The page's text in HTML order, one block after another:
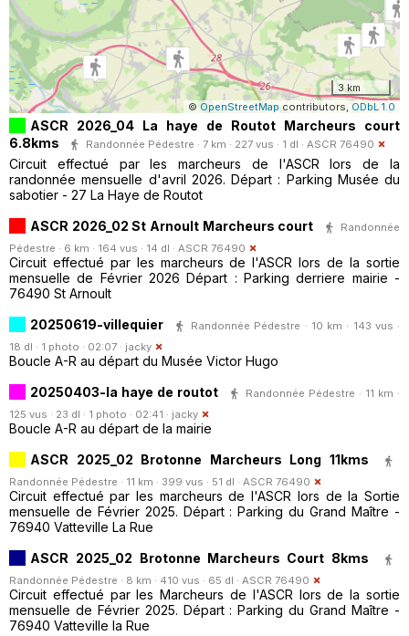
3 km
© OpenStreetMap contributors, ODbL 1.0
ASCR 2026_04 La haye de Routot Marcheurs court
6.8kms
Randonnée Pédestre · 7 km · 227 vus · 1 dl · ASCR 76490
Circuit effectué par les marcheurs de l'ASCR lors de la
randonnée mensuelle d'avril 2026. Départ : Parking Musée du
sabotier - 27 La Haye de Routot
ASCR 2026_02 St Arnoult Marcheurs court
Randonnée
Pédestre · 6 km · 164 vus · 14 dl · ASCR 76490
Circuit effectué par les marcheurs de l'ASCR lors de la sortie
mensuelle de Février 2026 Départ : Parking derriere mairie -
76490 St Arnoult
20250619-villequier
Randonnée Pédestre · 10 km · 143 vus ·
18 dl · 1 photo · 02:07 · jacky
Boucle A-R au départ du Musée Victor Hugo
20250403-la haye de routot
Randonnée Pédestre · 11 km ·
125 vus · 23 dl · 1 photo · 02:41 · jacky
Boucle A-R au départ de la mairie
ASCR 2025_02 Brotonne Marcheurs Long 11kms
Randonnée Pédestre · 11 km · 399 vus · 51 dl · ASCR 76490
Circuit effectué par les marcheurs de l'ASCR lors de la Sortie
mensuelle de Février 2025. Départ : Parking du Grand Maître -
76940 Vatteville La Rue
ASCR 2025_02 Brotonne Marcheurs Court 8kms
Randonnée Pédestre · 8 km · 410 vus · 65 dl · ASCR 76490
Circuit effectué par les Marcheurs de l'ASCR lors de la sortie
mensuelle de Février 2025. Départ : Parking du Grand Maître -
76940 Vatteville la Rue